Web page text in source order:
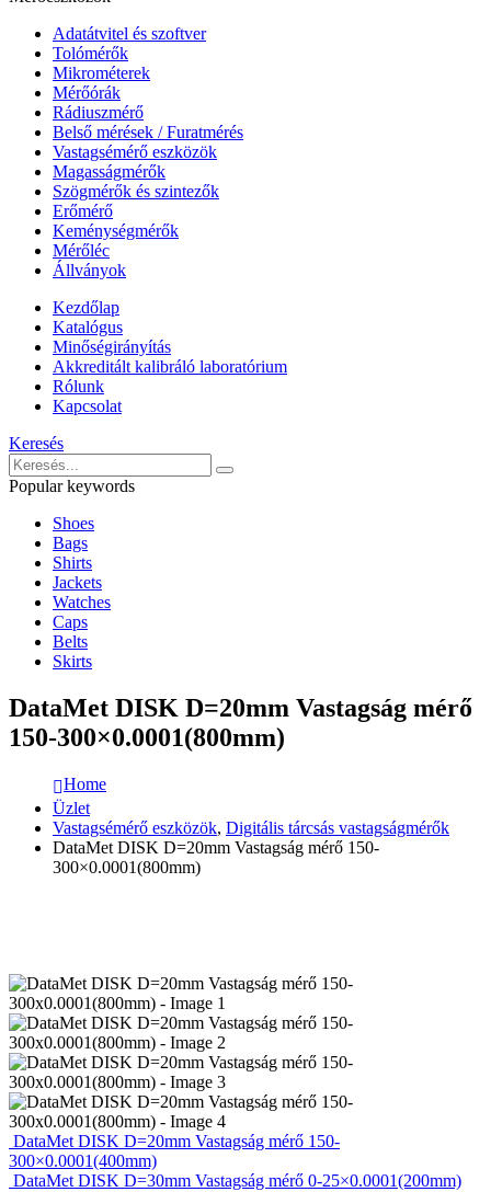
Adatátvitel és szoftver
Tolómérők
Mikrométerek
Mérőórák
Rádiuszmérő
Belső mérések / Furatmérés
Vastagsémérő eszközök
Magasságmérők
Szögmérők és szintezők
Erőmérő
Keménységmérők
Mérőléc
Állványok
Kezdőlap
Katalógus
Minőségirányítás
Akkreditált kalibráló laboratórium
Rólunk
Kapcsolat
Keresés
Popular keywords
Shoes
Bags
Shirts
Jackets
Watches
Caps
Belts
Skirts
DataMet DISK D=20mm Vastagság mérő
150-300×0.0001(800mm)
Home
Üzlet
Vastagsémérő eszközök, Digitális tárcsás vastagságmérők
DataMet DISK D=20mm Vastagság mérő 150-
300×0.0001(800mm)
DataMet DISK D=20mm Vastagság mérő 150-
300×0.0001(400mm)
DataMet DISK D=30mm Vastagság mérő 0-25×0.0001(200mm)